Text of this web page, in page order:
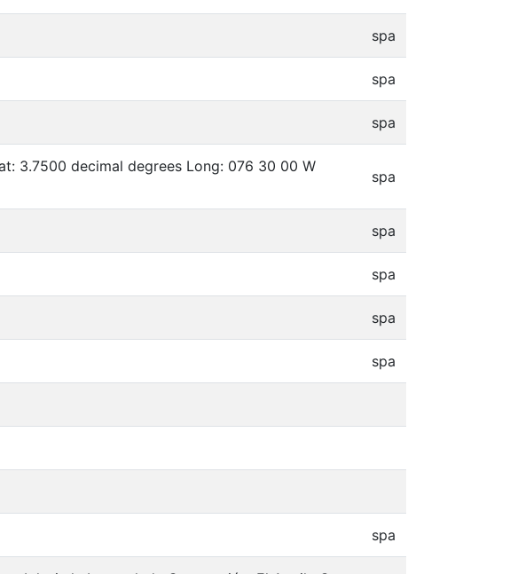
spa
spa
spa
3.7500 decimal degrees Long: 076 30 00 W
spa
spa
spa
spa
spa
spa